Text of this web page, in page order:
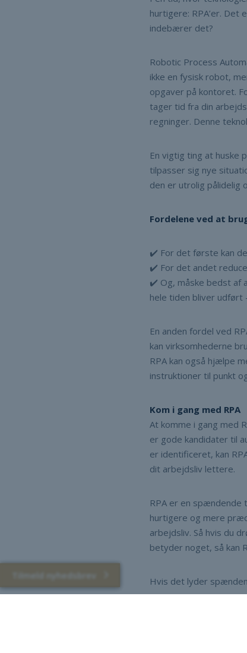
Tilmeld nyhedsbrev
hurtigere: RPA’er.
indebærer det?
Robotic Process
ikke en fysisk robot,
opgaver på kontoret.
tager tid fra din
regninger. Denne
En vigtig ting at huske
tilpasser sig nye
den er utrolig pålidelig
Fordelene ved at
✔️ For det første kan
✔️ For det andet
✔️ Og, måske bedst af
hele tiden bliver udført
En anden fordel ved
kan virksomhederne
RPA kan også hjælpe
instruktioner til punkt
Kom i gang med RPA
At komme i gang med
er gode kandidater til
er identificeret, kan
dit arbejdsliv lettere.
RPA er en
hurtigere og mere
arbejdsliv. Så hvis du
betyder noget, så kan
Hvis det lyder